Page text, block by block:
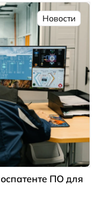
Новости
ПО для